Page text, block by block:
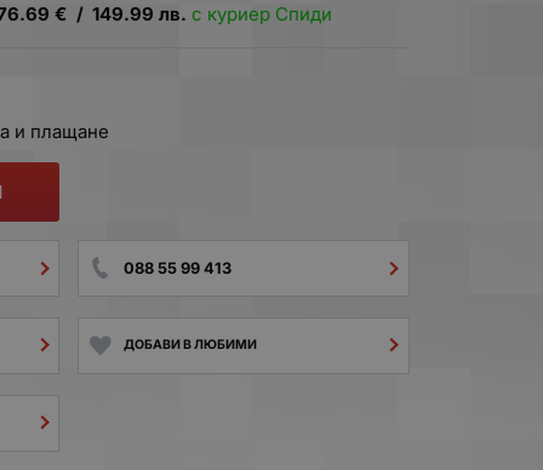
€ / 149.99 лв. с куриер Спиди
и плащане
088 55 99 413
ДОБАВИ В ЛЮБИМИ